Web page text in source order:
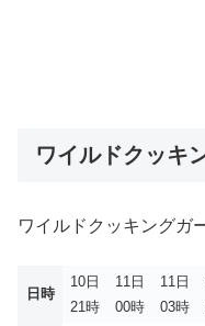
ワイルドクッキ
ワイルドクッキングガ
日時
10日
21時
11日
00時
11日
03時